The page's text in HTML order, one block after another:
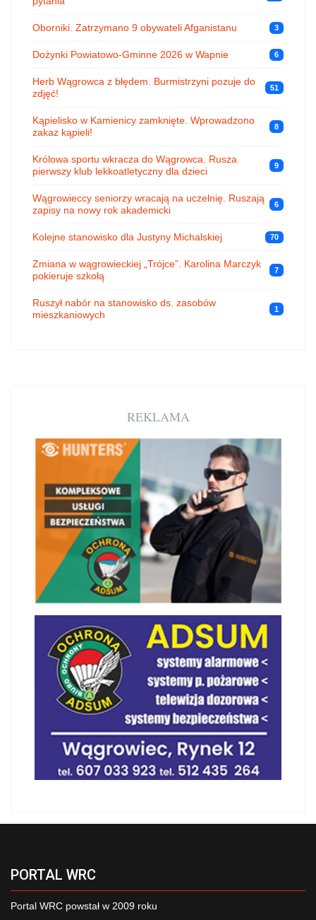
Oborniki. Zatrzymano 9 obywateli Afganistanu 3
Dożynki Powiatowo-Gminne 2026 w Wapnie 6
Herb Wągrowca z błędem. Burmistrzyni pozuje do
zdjęć!
51
Kąpielisko w Kamienicy zamknięte. Wprowadzono
zakaz kąpieli!
8
Królowa sportu wkracza do Wągrowca. Rusza
pierwszy klub lekkoatletyczny dla dzieci
9
Wągrowieccy seniorzy wracają na uczelnię. Ruszają
zapisy na nowy rok akademicki
6
Kolejne stanowisko dla Justyny Michalskiej 70
Zmiana w wągrowieckiej „Trójce”. Karolina Marczyk
pokieruje szkołą
7
Ruszył nabór na stanowisko ds. zasobów
mieszkaniowych
1
REKLAMA
PORTAL WRC
Portal WRC powstał w 2009 roku